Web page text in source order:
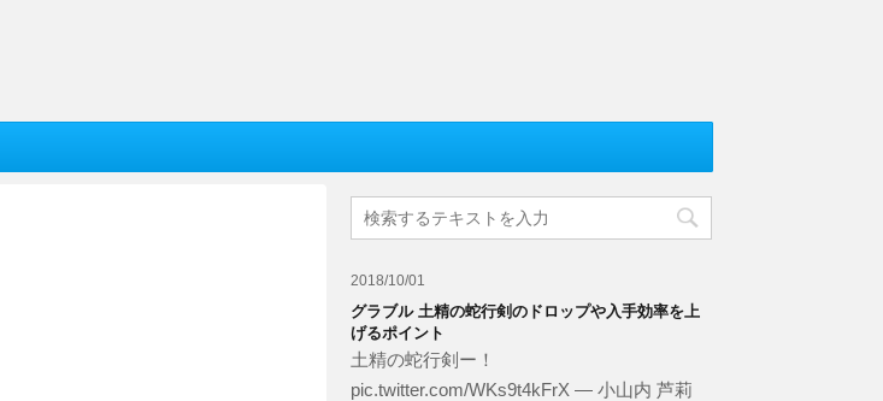
2018/10/01
グラブル 土精の蛇行剣のドロップや入手効率を上
げるポイント
土精の蛇行剣ー！
pic.twitter.com/WKs9t4kFrX — 小山内 芦莉